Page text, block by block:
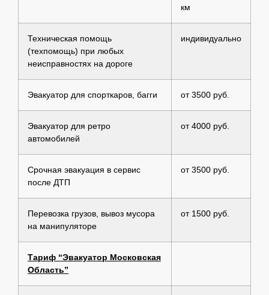
км
Техническая помощь
(техпомощь) при любых
неисправностях на дороге
индивидуально
Эвакуатор для спорткаров, багги от 3500 руб.
Эвакуатор для ретро
автомобилей
от 4000 руб.
Срочная эвакуация в сервис
после ДТП
от 3500 руб.
Перевозка грузов, вывоз мусора
на манипуляторе
от 1500 руб.
Тариф “Эвакуатор Московская
Область”